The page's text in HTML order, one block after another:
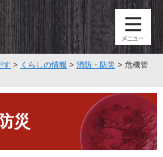
す > くらしの情報 > 消防・防災 > 危機管
災